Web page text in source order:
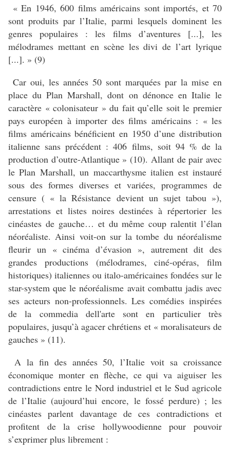
« En 1946, 600 films américains sont importés, et 70
sont produits par l’Italie, parmi lesquels dominent les
genres populaires : les films d’aventures [...], les
mélodrames mettant en scène les divi de l’art lyrique
[...]. » (9)
Car oui, les années 50 sont marquées par la mise en
place du Plan Marshall, dont on dénonce en Italie le
caractère « colonisateur » du fait qu’elle soit le premier
pays européen à importer des films américains : « les
films américains bénéficient en 1950 d’une distribution
italienne sans précédent : 406 films, soit 94 % de la
production d’outre-Atlantique » (10). Allant de pair avec
le Plan Marshall, un maccarthysme italien est instauré
sous des formes diverses et variées, programmes de
censure ( « la Résistance devient un sujet tabou »),
arrestations et listes noires destinées à répertorier les
cinéastes de gauche… et du même coup ralentit l’élan
néoréaliste. Ainsi voit-on sur la tombe du néoréalisme
fleurir un « cinéma d’évasion », autrement dit des
grandes productions (mélodrames, ciné-opéras, film
historiques) italiennes ou italo-américaines fondées sur le
star-system que le néoréalisme avait combattu jadis avec
ses acteurs non-professionnels. Les comédies inspirées
de la commedia dell'arte sont en particulier très
populaires, jusqu’à agacer chrétiens et « moralisateurs de
gauches » (11).
A la fin des années 50, l’Italie voit sa croissance
économique monter en flèche, ce qui va aiguiser les
contradictions entre le Nord industriel et le Sud agricole
de l’Italie (aujourd’hui encore, le fossé perdure) ; les
cinéastes parlent davantage de ces contradictions et
profitent de la crise hollywoodienne pour pouvoir
s’exprimer plus librement :